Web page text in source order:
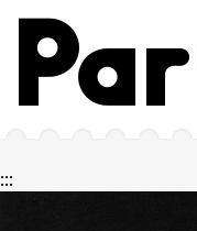
跳到主要内容区块
网站导览
:::